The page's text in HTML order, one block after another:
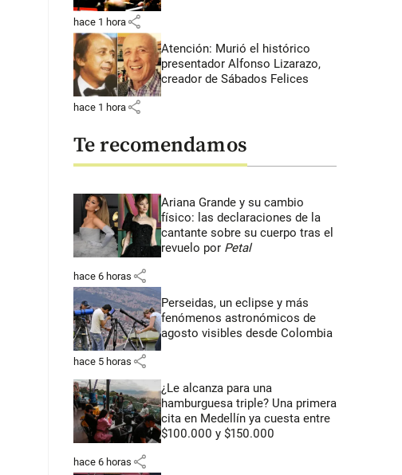
hace 1 hora share
Atención: Murió el histórico
presentador Alfonso Lizarazo,
creador de Sábados Felices
hace 1 hora share
Te recomendamos
Ariana Grande y su cambio
físico: las declaraciones de la
cantante sobre su cuerpo tras el
revuelo por Petal
hace 6 horas share
Perseidas, un eclipse y más
fenómenos astronómicos de
agosto visibles desde Colombia
hace 5 horas share
¿Le alcanza para una
hamburguesa triple? Una primera
cita en Medellín ya cuesta entre
$100.000 y $150.000
hace 6 horas share